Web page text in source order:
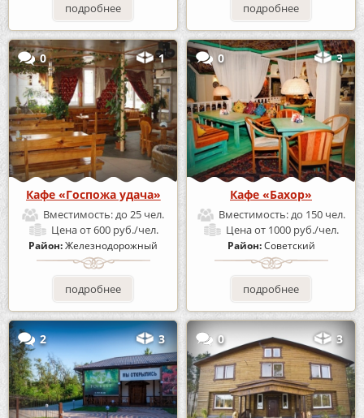
подробнее подробнее
0 1
Кафе «Госпожа удача»
Вместимость:до 25 чел.
Ценаот 600 руб./чел.
Район:Железнодорожный
подробнее
0 3
Кафе «Бахор»
Вместимость:до 150 чел.
Ценаот 1000 руб./чел.
Район:Советский
подробнее
2 3 0 3